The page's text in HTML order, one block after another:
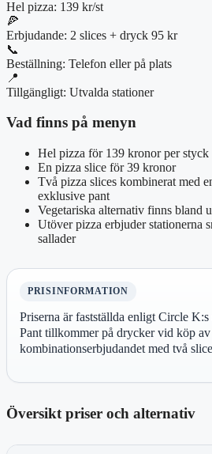
Hel pizza: 139 kr/st
🍕
Erbjudande: 2 slices + dryck 95 kr
📞
Beställning: Telefon eller på plats
📍
Tillgängligt: Utvalda stationer
Vad finns på menyn
Hel pizza för 139 kronor per styck
En pizza slice för 39 kronor
Två pizza slices kombinerat med
exklusive pant
Vegetariska alternativ finns bland
Utöver pizza erbjuder stationerna
sallader
PRISINFORMATION
Priserna är fastställda enligt Circle
Pant tillkommer på drycker vid köp av
kombinationserbjudandet med två
Översikt priser och alternativ